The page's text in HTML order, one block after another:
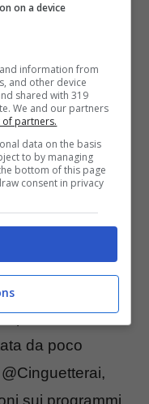
stati
, padre e
e con una
Gaetano
del
di
Chiara
del
prima foto del
da poco
sui programmi
on a device
information from
and other device
shared with 319
We and our partners
of partners.
data on the basis
to by managing
bottom of this page
consent in privacy